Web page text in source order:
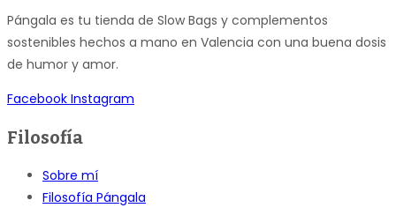
Pángala es tu tienda de Slow Bags y complementos
sostenibles hechos a mano en Valencia con una buena dosis
de humor y amor.
Facebook Instagram
Filosofía
Sobre mí
Filosofía Pángala